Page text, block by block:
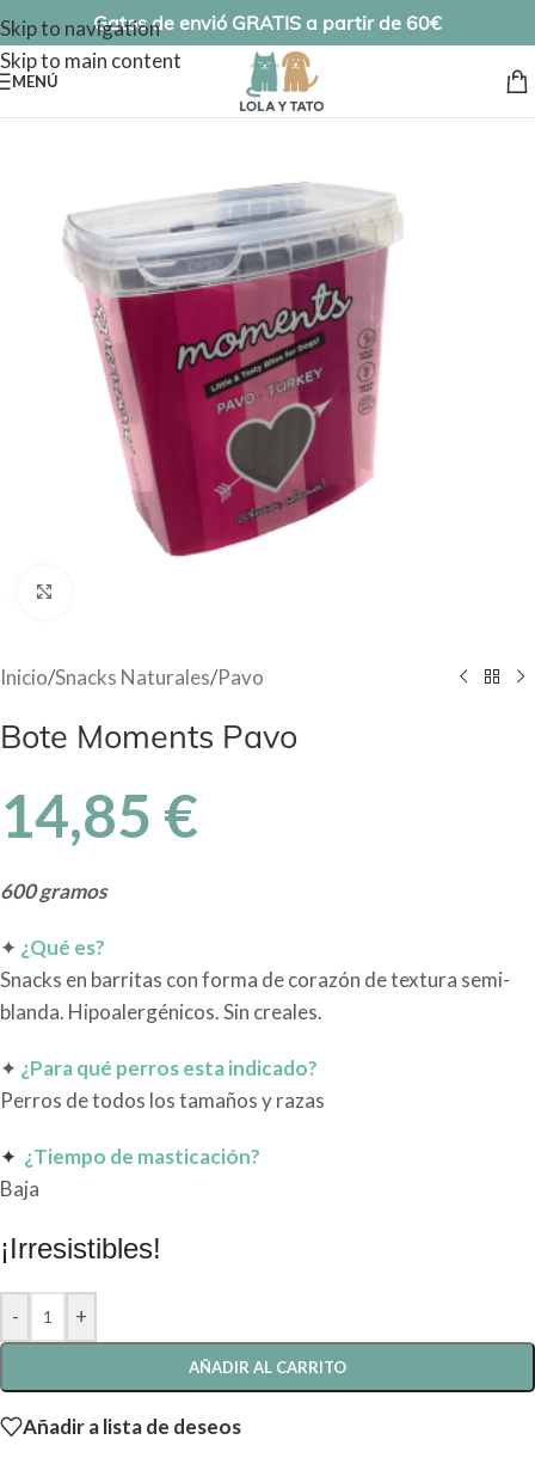
Skip to navigation
Skip to main content
Gatos de envió GRATIS a partir de 60€
MENÚ
Inicio/Snacks Naturales/Pavo
Bote Moments Pavo
14,85 €
600 gramos
✦ ¿Qué es?
Snacks en barritas con forma de corazón de textura semi-
blanda. Hipoalergénicos. Sin creales.
✦ ¿Para qué perros esta indicado?
Perros de todos los tamaños y razas
✦ ¿Tiempo de masticación?
Baja
¡Irresistibles!
- +
AÑADIR AL CARRITO
Añadir a lista de deseos